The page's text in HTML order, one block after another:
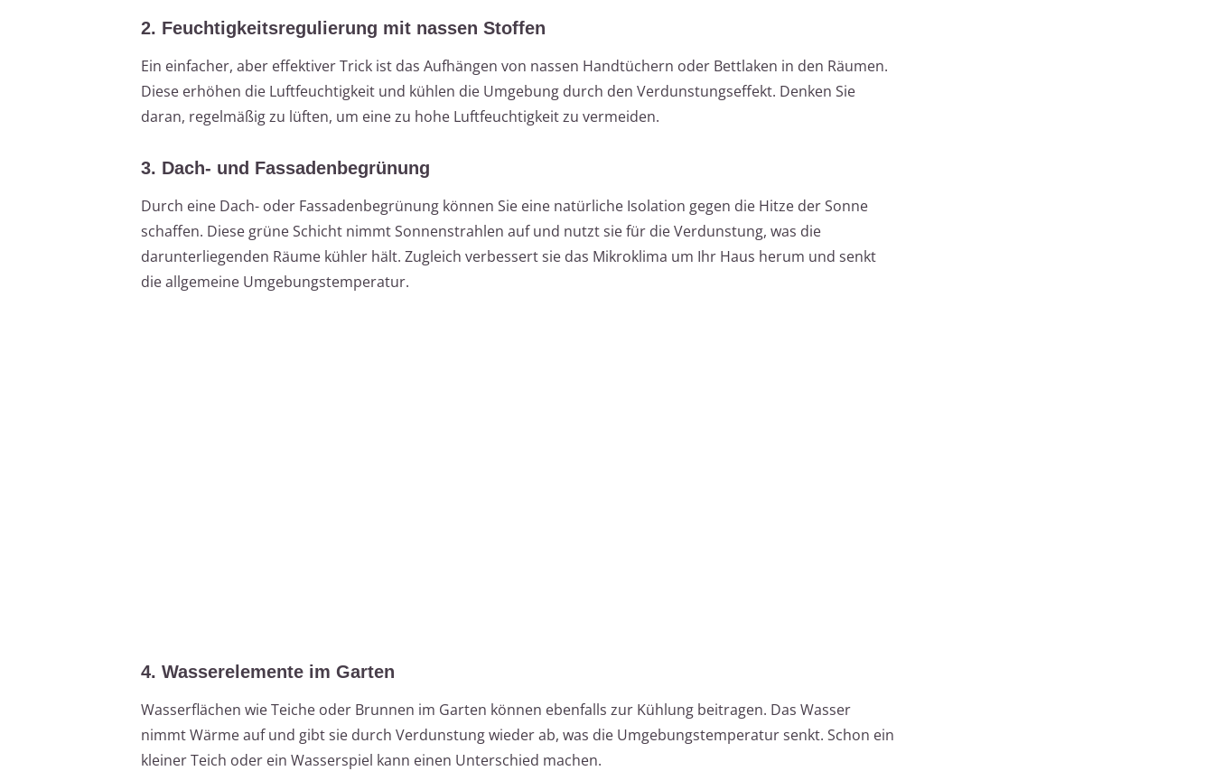
2. Feuchtigkeitsregulierung mit nassen Stoffen
Ein einfacher, aber effektiver Trick ist das Aufhängen von nassen Handtüchern oder Bettlaken in den Räumen.
Diese erhöhen die Luftfeuchtigkeit und kühlen die Umgebung durch den Verdunstungseffekt. Denken Sie
daran, regelmäßig zu lüften, um eine zu hohe Luftfeuchtigkeit zu vermeiden.
3. Dach- und Fassadenbegrünung
Durch eine Dach- oder Fassadenbegrünung können Sie eine natürliche Isolation gegen die Hitze der Sonne
schaffen. Diese grüne Schicht nimmt Sonnenstrahlen auf und nutzt sie für die Verdunstung, was die
darunterliegenden Räume kühler hält. Zugleich verbessert sie das Mikroklima um Ihr Haus herum und senkt
die allgemeine Umgebungstemperatur.
4. Wasserelemente im Garten
Wasserflächen wie Teiche oder Brunnen im Garten können ebenfalls zur Kühlung beitragen. Das Wasser
nimmt Wärme auf und gibt sie durch Verdunstung wieder ab, was die Umgebungstemperatur senkt. Schon ein
kleiner Teich oder ein Wasserspiel kann einen Unterschied machen.